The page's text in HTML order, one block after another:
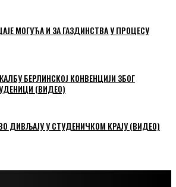
МОГУЋА И ЗА ГАЗДИНСТВА У ПРОЦЕСУ
БЕРЛИНСКОЈ КОНВЕНЦИЈИ ЗБОГ
(ВИДЕО)
ДИВЉАЈУ У СТУДЕНИЧКОМ КРАЈУ (ВИДЕО)